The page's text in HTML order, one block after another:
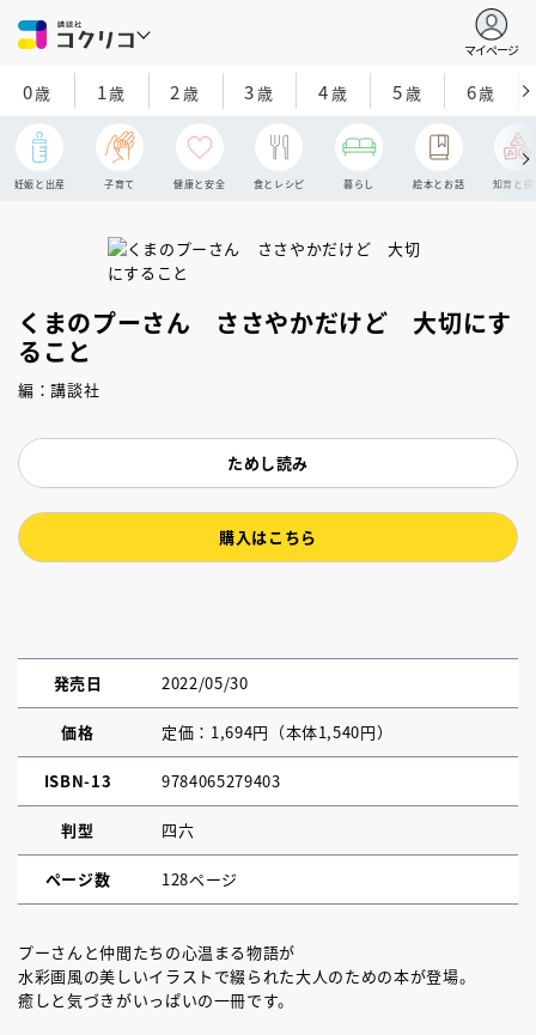
マイページ
0歳 1歳 2 歳 3歳 4歳 5歳 6歳
妊娠と出産 子育て 健康と安全 食とレシピ 暮らし 絵本とお話 知育と探
くまのプーさん ささやかだけど 大切にす
ること
編：講談社
ためし読み
購入はこちら
発売日 2022/05/30
価格 定価：1,694円（本体1,540円）
ISBN-13 9784065279403
判型 四六
ページ数 128ページ
プーさんと仲間たちの心温まる物語が
水彩画風の美しいイラストで綴られた大人のための本が登場。
癒しと気づきがいっぱいの一冊です。